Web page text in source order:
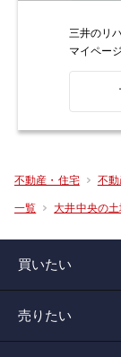
三井のリ
マイペー
不動産・住宅 不動
一覧 大井中央の
買いたい
売りたい